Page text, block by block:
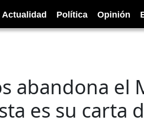
Actualidad Política Opinión
abandona el
es su carta